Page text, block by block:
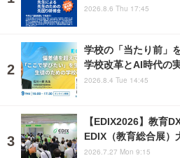
2026.8.6 Thu 17:45
学校の「当たり前」
学校改革とAI時代の
2026.8.4 Tue 14:45
【EDIX2026】教育
EDIX（教育総合展）
2026.7.27 Mon 9:15